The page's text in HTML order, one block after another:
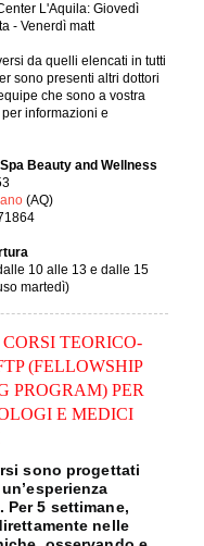
L'Aquila: Giovedì
- Venerdì matt
da quelli elencati in tutti
sono presenti altri dottori
che sono a vostra
informazioni e
Beauty and Wellness
(AQ)
10 alle 13 e dalle 15
martedì)
TEORICO-
(FELLOWSHIP
PROGRAM) PER
E MEDICI
sono progettati
Per 5 settimane,
nelle